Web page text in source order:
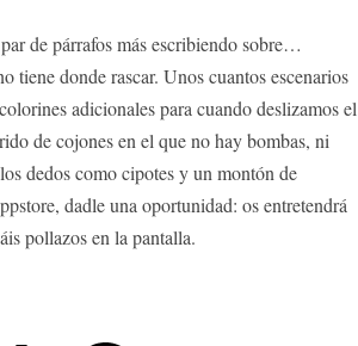
de párrafos más escribiendo sobre…
tiene donde rascar. Unos cuantos escenarios
adicionales para cuando deslizamos el
de cojones en el que no hay bombas, ni
dedos como cipotes y un montón de
dadle una oportunidad: os entretendrá
pollazos en la pantalla.